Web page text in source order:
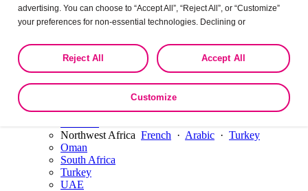
Middle East & Africa
Egypt
Israel
Jordan
Kuwait
Northwest Africa French · Arabic · Turkey
Oman
South Africa
Turkey
UAE
advertising. You can choose to “Accept All”, “Reject All”, or “Customize”
your preferences for non-essential technologies. Declining or
the collection, use, storage, and disclosure of your data in other contexts
as described in the terms of our
Privacy Policy Accept All
Reject All
Customize